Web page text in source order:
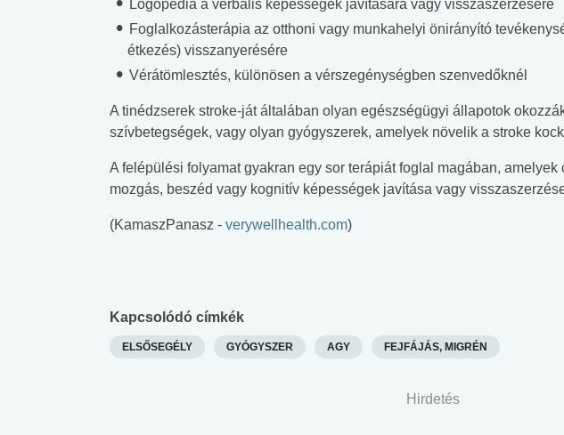
Logopédia a verbális képességek javítására vagy visszaszerzésére
Foglalkozásterápia az otthoni vagy munkahelyi önirányító
étkezés) visszanyerésére
Vérátömlesztés, különösen a vérszegénységben szenvedőknél
A tinédzserek stroke-ját általában olyan egészségügyi állapotok
szívbetegségek, vagy olyan gyógyszerek, amelyek növelik a stroke
A felépülési folyamat gyakran egy sor terápiát foglal magában, amelyek
mozgás, beszéd vagy kognitív képességek javítása vagy
(KamaszPanasz - verywellhealth.com)
Kapcsolódó címkék
ELSŐSEGÉLY GYÓGYSZER AGY FEJFÁJÁS, MIGRÉN
Hirdetés
#Zöldövezet
Mekkora az ökológiai
lábnyomod?
#Betegségek
Elsősegély
tudásteszt
#Suli, munka
nyelvvizsga teszt -